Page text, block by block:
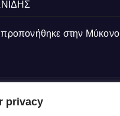
privacy
προπονήθηκε στην Μύκονο